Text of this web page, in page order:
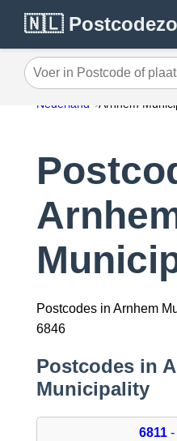
🇳🇱
Voer in Postcode of plaats
Nederland Arnhem
Postcodes in Arnhem
6846
Postcodes in
Municipality
6811 -